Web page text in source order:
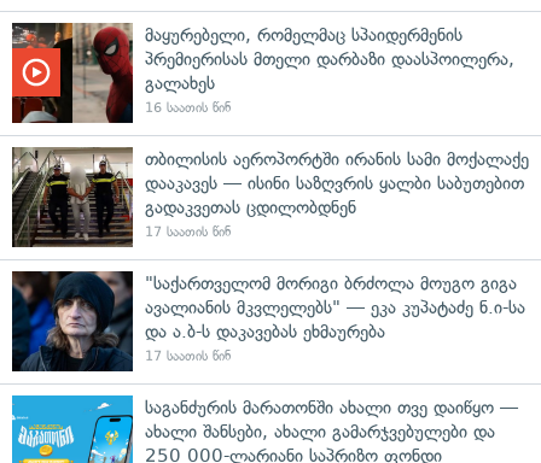
მაყურებელი, რომელმაც სპაიდერმენის
პრემიერისას მთელი დარბაზი დაასპოილერა,
გალახეს
16 საათის წინ
თბილისის აეროპორტში ირანის სამი მოქალაქე
დააკავეს — ისინი საზღვრის ყალბი საბუთებით
გადაკვეთას ცდილობდნენ
17 საათის წინ
"საქართველომ მორიგი ბრძოლა მოუგო გიგა
ავალიანის მკვლელებს" — ეკა კუპატაძე ნ.ი-სა
და ა.ბ-ს დაკავებას ეხმაურება
17 საათის წინ
საგანძურის მარათონში ახალი თვე დაიწყო —
ახალი შანსები, ახალი გამარჯვებულები და
250 000-ლარიანი საპრიზო ფონდი